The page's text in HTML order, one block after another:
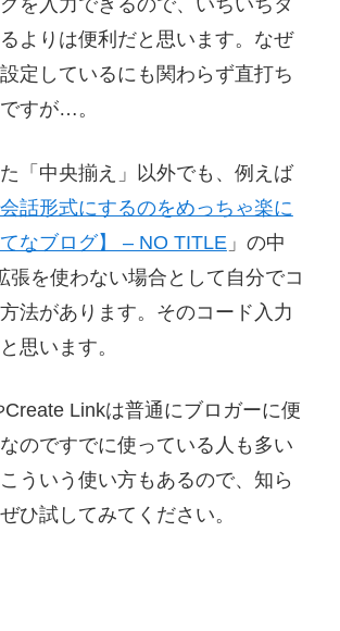
よりは便利だと思います。なぜ
定しているにも関わらず直打ち
すが…。
「中央揃え」以外でも、例えば
話形式にするのをめっちゃ楽に
なブログ】 – NO TITLE 」の中
張を使わない場合として自分でコ
法があります。そのコード入力
思います。
Linkは普通にブロガーに便
のですでに使っている人も多い
ういう使い方もあるので、知ら
ひ試してみてください。